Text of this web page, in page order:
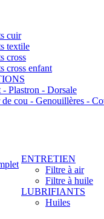
cuir
textile
cross
cross enfant
- Plastron - Dorsale
cou - Genouillères -
ENTRETIEN
Filtre à air
Filtre à huile
LUBRIFIANTS
Huiles